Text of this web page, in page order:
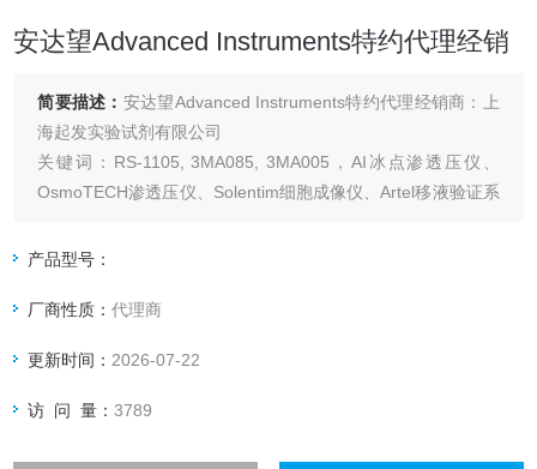
安达望Advanced Instruments特约代理经销
简要描述： 安达望Advanced Instruments特约代理经销商：上
海起发实验试剂有限公司
关键词：RS-1105, 3MA085, 3MA005，AI冰点渗透压仪、
OsmoTECH渗透压仪、Solentim细胞成像仪、Artel移液验证系
开发工具
产品型号：
厂商性质：代理商
更新时间： 2026-07-22
访 问 量：3789